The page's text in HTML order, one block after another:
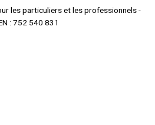
les particuliers et les professionnels -
: 752 540 831